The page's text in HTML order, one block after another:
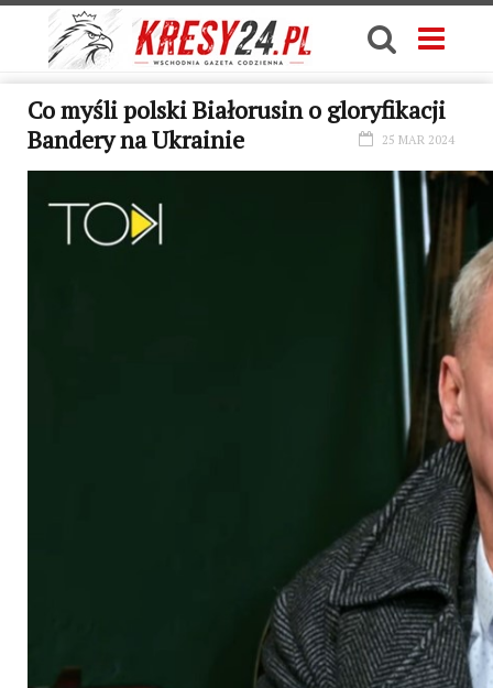
Co myśli polski Białorusin o gloryfikacji
Bandery na Ukrainie
25 MAR 2024